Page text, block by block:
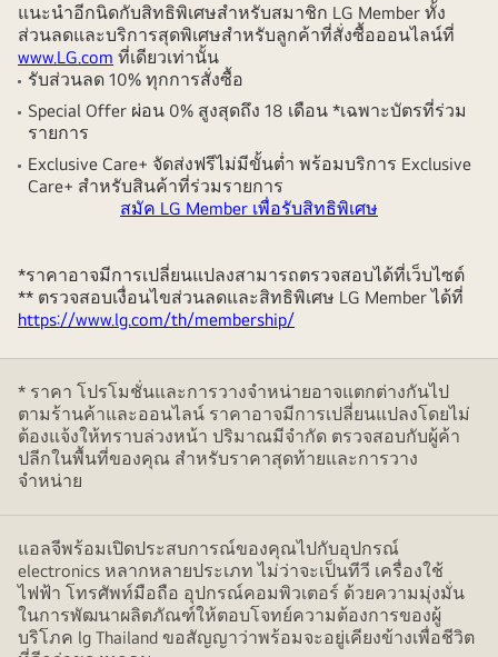
แนะนำอีกนิดกับสิทธิพิเศษสำหรับสมาชิก LG Member ทั้ง
ส่วนลดและบริการสุดพิเศษสำหรับลูกค้าที่สั่งซื้อออนไลน์ที่
www.LG.com ที่เดียวเท่านั้น
รับส่วนลด 10% ทุกการสั่งซื้อ
Special Offer ผ่อน 0% สูงสุดถึง 18 เดือน *เฉพาะบัตรที่ร่วม
รายการ
Exclusive Care+ จัดส่งฟรีไม่มีขั้นต่ำ พร้อมบริการ Exclusive
Care+ สำหรับสินค้าที่ร่วมรายการ
สมัค LG Member เพื่อรับสิทธิพิเศษ
*ราคาอาจมีการเปลี่ยนแปลงสามารถตรวจสอบได้ที่เว็บไซต์
** ตรวจสอบเงื่อนไขส่วนลดและสิทธิพิเศษ LG Member ได้ที่
https://www.lg.com/th/membership/
* ราคา โปรโมชั่นและการวางจำหน่ายอาจแตกต่างกันไป
ตามร้านค้าและออนไลน์ ราคาอาจมีการเปลี่ยนแปลงโดยไม่
ต้องแจ้งให้ทราบล่วงหน้า ปริมาณมีจำกัด ตรวจสอบกับผู้ค้า
ปลีกในพื้นที่ของคุณ สำหรับราคาสุดท้ายและการวาง
จำหน่าย
แอลจีพร้อมเปิดประสบการณ์ของคุณไปกับอุปกรณ์
electronics หลากหลายประเภท ไม่ว่าจะเป็นทีวี เครื่องใช้
ไฟฟ้า โทรศัพท์มือถือ อุปกรณ์คอมพิวเตอร์ ด้วยความมุ่งมั่น
ในการพัฒนาผลิตภัณฑ์ให้ตอบโจทย์ความต้องการของผู้
บริโภค lg Thailand ขอสัญญาว่าพร้อมจะอยู่เคียงข้างเพื่อชีวิต